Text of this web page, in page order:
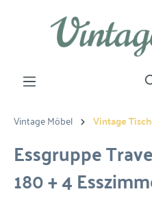
Vintage Möbel Vintage
Essgruppe
180 + 4